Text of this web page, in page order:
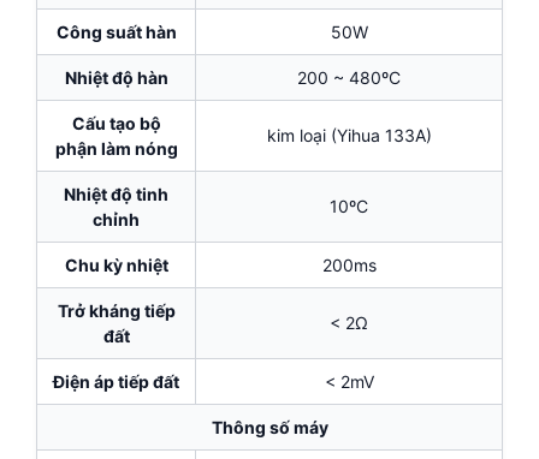
Công suất hàn 50W
Nhiệt độ hàn 200 ~ 480ºC
Cấu tạo bộ
phận làm nóng
kim loại (Yihua 133A)
Nhiệt độ tinh
chỉnh
10ºC
Chu kỳ nhiệt 200ms
Trở kháng tiếp
đất
< 2Ω
Điện áp tiếp đất < 2mV
Thông số máy